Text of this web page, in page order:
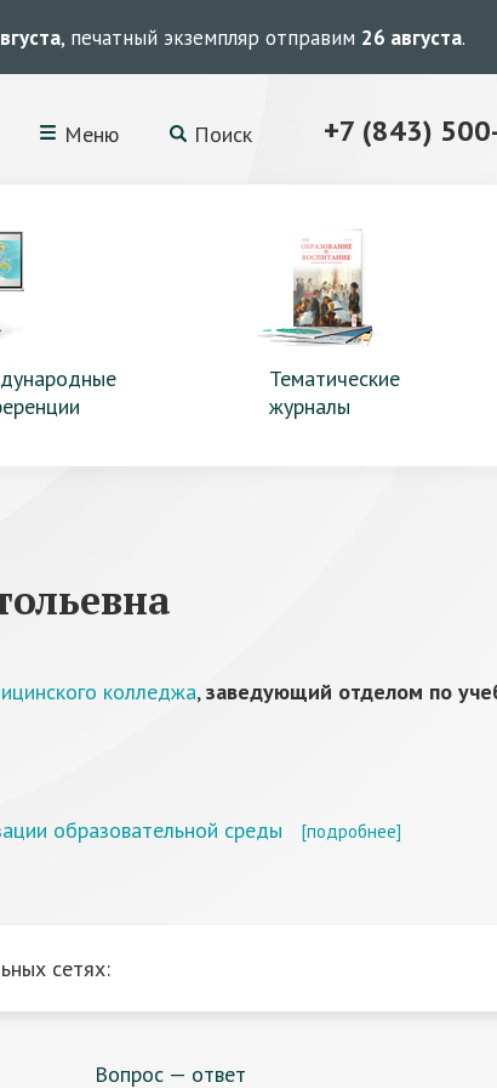
, печатный экземпляр отправим 26 августа.
Меню Поиск +7 (843)
Тематические
журналы
колледжа,заведующий отделом по
образовательной среды [подробнее]
сетях:
Вопрос — ответ